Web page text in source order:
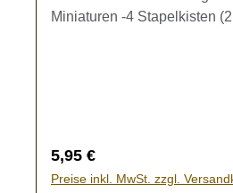
Miniaturen -4 Stapelkisten
Regulärer Preis:
5,95 €
Preise inkl. MwSt. zzgl.